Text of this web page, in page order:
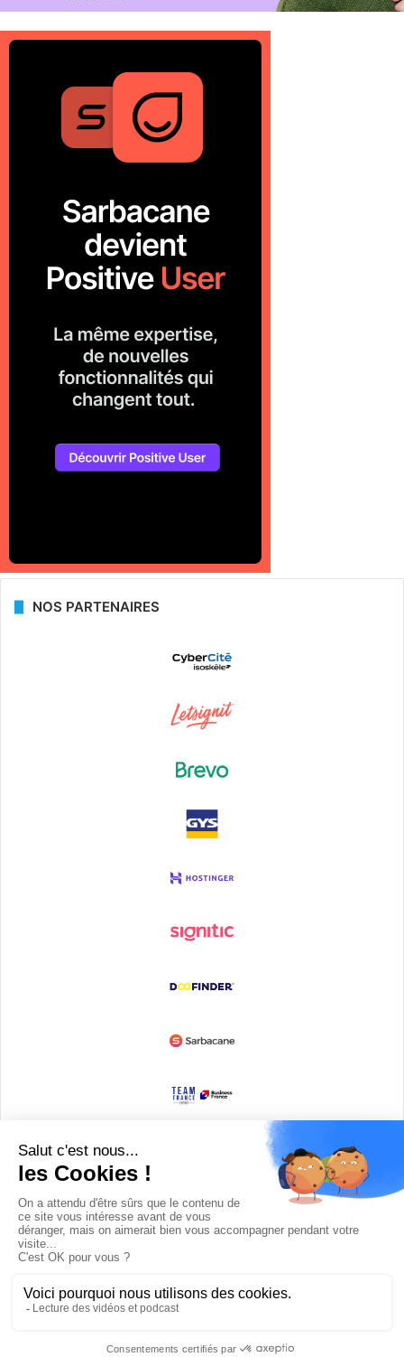
NOS PARTENAIRES
Devenir partenaire
© Copyright 2008 / 2026,DECODE MEDIA, The Innovation Media
Company.All Rights Reserved